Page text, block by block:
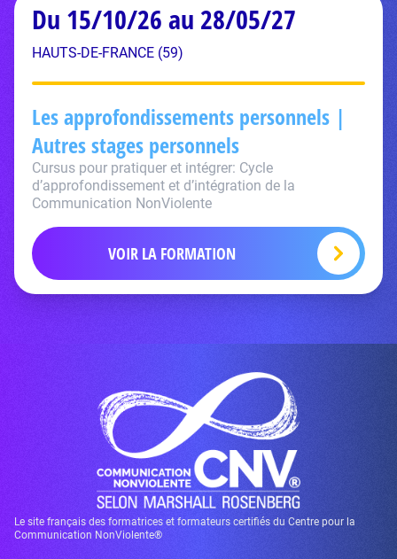
Du 15/10/26 au 28/05/27
HAUTS-DE-FRANCE (59)
Les approfondissements personnels |
Autres stages personnels
Cursus pour pratiquer et intégrer: Cycle
d’approfondissement et d’intégration de la
Communication NonViolente
VOIR LA FORMATION
Le site français des formatrices et formateurs certifiés du Centre pour la
Communication NonViolente®